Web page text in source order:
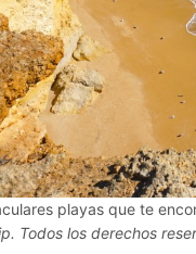
playas que te
Todos los derechos